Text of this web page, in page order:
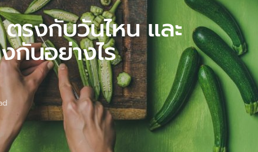
รงกับวันไหน และ
กันอย่างไร